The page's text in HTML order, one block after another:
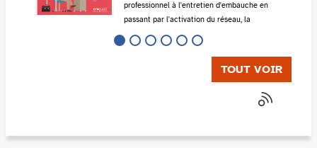
professionnel à l'entretien d'embauche en
passant par l'activation du réseau, la
rédaction du CV et l'utilisation des réseaux
sociaux. Avec une lis...
TOUT VOIR